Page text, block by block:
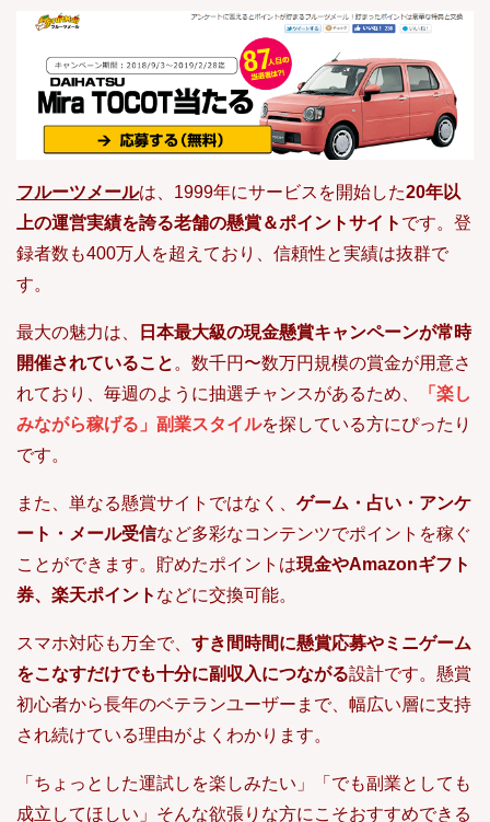
フルーツメールは、1999年にサービスを開始した20年以
上の運営実績を誇る老舗の懸賞＆ポイントサイト です。登
録者数も400万人を超えており、信頼性と実績は抜群で
す。
最大の魅力は、
日本最大級の現金懸賞キャンペーンが常時
開催されていること 。数千円〜数万円規模の賞金が用意さ
れており、毎週のように抽選チャンスがあるため、
「楽し
みながら稼げる」副業スタイルを探している方にぴったり
です。
また、単なる懸賞サイトではなく、 ゲーム・占い・アンケ
ート・メール受信など多彩なコンテンツでポイントを稼ぐ
ことができます。貯めたポイントは現金やAmazonギフト
券、楽天ポイント などに交換可能。
スマホ対応も万全で、 すき間時間に懸賞応募やミニゲーム
をこなすだけでも十分に副収入につながる設計です。懸賞
初心者から長年のベテランユーザーまで、幅広い層に支持
され続けている理由がよくわかります。
「ちょっとした運試しを楽しみたい」「でも副業としても
成立してほしい」そんな欲張りな方にこそおすすめできる